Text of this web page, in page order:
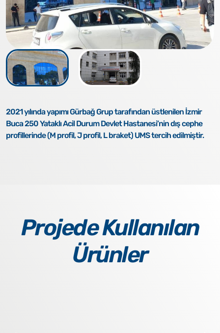
2021 yılında yapımı Gürbağ Grup tarafından üstlenilen İzmir
Buca 250 Yataklı Acil Durum Devlet Hastanesi’nin dış cephe
profillerinde (M profil, J profil, L braket) UMS tercih edilmiştir.
Projede Kullanılan
Ürünler